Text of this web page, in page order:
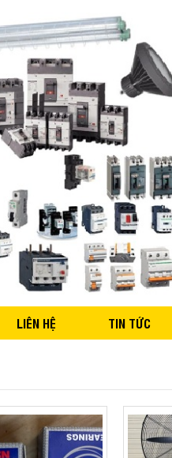
LIÊN HỆ TIN TỨC